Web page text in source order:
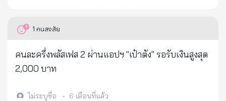
1 คนสงสัย
คนละครึ่งพลัสเฟส 2 ผ่านแอปฯ "เป๋าตัง" รอรับเงินสูงสุด
2,000 บาท
ไม่ระบุชื่อ • 6 เดือนที่แล้ว